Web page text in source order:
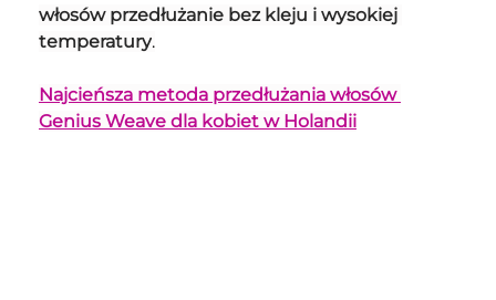
włosów przedłużanie bez kleju i wysokiej
temperatury.
Najcieńsza metoda przedłużania włosów
Genius Weave dla kobiet w Holandii